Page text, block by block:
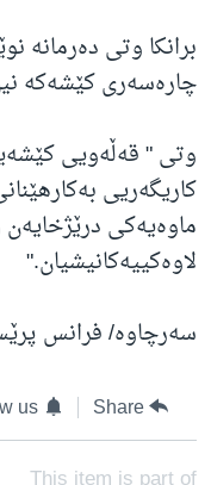
برانکا وتی دەرمانە
چارەسەری کێشەکە
وتی " قەڵەویی
کاریگەریی
ماوەیەکی
لاوەکییەکانیشیان."
سەرچاوە/ فرانس
Share
us
This item is part of